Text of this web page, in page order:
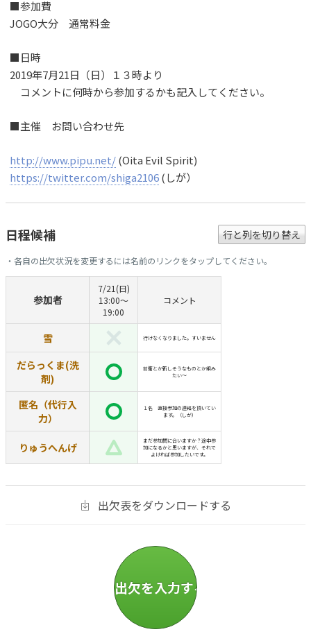
■参加費
JOGO大分 通常料金
■日時
2019年7月21日（日）１３時より
コメントに何時から参加するかも記入してください。
■主催 お問い合わせ先
http://www.pipu.net/(Oita Evil Spirit)
https://twitter.com/shiga2106(しが）
日程候補 行と列を切り替え
・各自の出欠状況を変更するには名前のリンクをタップしてください。
参加者
7/21(日)
13:00〜
19:00
コメント
雪 行けなくなりました。すいません
だらっくま(洗
剤)
前衛とか新しそうなものとか組み
たい～
匿名（代行入
力）
１名 直接参加の連絡を頂いてい
ます。（しが）
りゅうへんげ
まだ参加間に合いますか？途中参
加になるかと思いますが、それで
よければ参加したいです。
出欠表をダウンロードする